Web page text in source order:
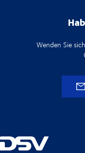
Wenden Sie